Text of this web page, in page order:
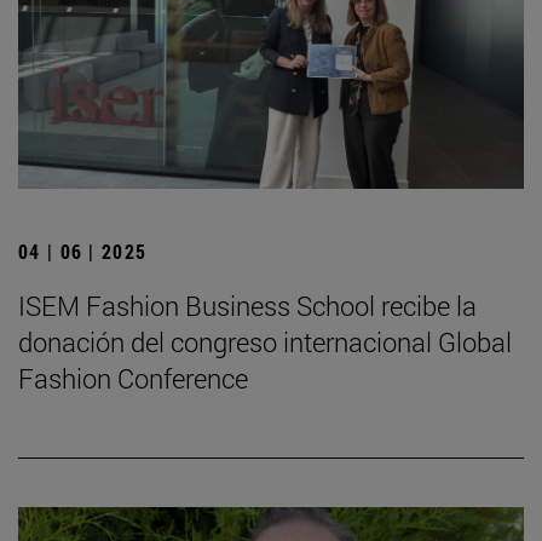
04 | 06 | 2025
ISEM Fashion Business School recibe la
donación del congreso internacional Global
Fashion Conference